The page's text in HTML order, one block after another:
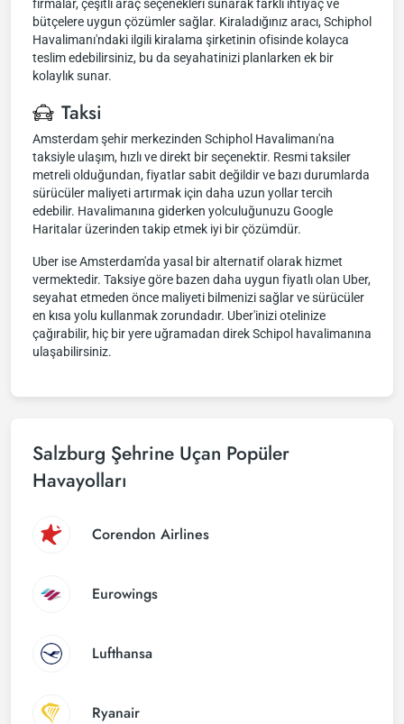
firmalar, çeşitli araç seçenekleri sunarak farklı ihtiyaç ve
bütçelere uygun çözümler sağlar. Kiraladığınız aracı, Schiphol
Havalimanı'ndaki ilgili kiralama şirketinin ofisinde kolayca
teslim edebilirsiniz, bu da seyahatinizi planlarken ek bir
kolaylık sunar.
Taksi
Amsterdam şehir merkezinden Schiphol Havalimanı'na
taksiyle ulaşım, hızlı ve direkt bir seçenektir. Resmi taksiler
metreli olduğundan, fiyatlar sabit değildir ve bazı durumlarda
sürücüler maliyeti artırmak için daha uzun yollar tercih
edebilir. Havalimanına giderken yolculuğunuzu Google
Haritalar üzerinden takip etmek iyi bir çözümdür.
Uber ise Amsterdam'da yasal bir alternatif olarak hizmet
vermektedir. Taksiye göre bazen daha uygun fiyatlı olan Uber,
seyahat etmeden önce maliyeti bilmenizi sağlar ve sürücüler
en kısa yolu kullanmak zorundadır. Uber'inizi otelinize
çağırabilir, hiç bir yere uğramadan direk Schipol havalimanına
ulaşabilirsiniz.
Salzburg Şehrine Uçan Popüler
Havayolları
Corendon Airlines
Eurowings
Lufthansa
Ryanair